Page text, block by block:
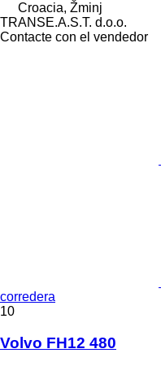
Croacia, Žminj
TRANSE.A.S.T. d.o.o.
Contacte con el vendedor
corredera
10
Volvo FH12 480